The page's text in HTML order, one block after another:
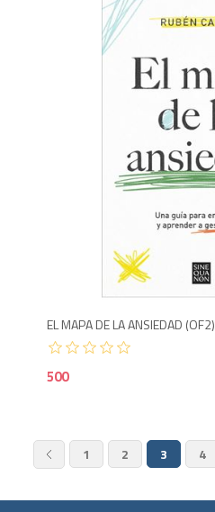
EL MAPA DE LA ANSIEDAD (OF2)
500
1 2 3 4